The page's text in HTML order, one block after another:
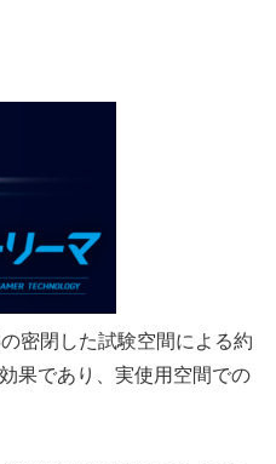
密閉した試験空間による約
果であり、実使用空間での